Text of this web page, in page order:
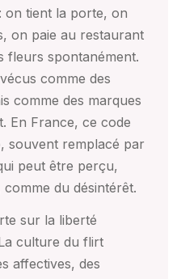
on tient la porte, on
on paie au restaurant
fleurs spontanément.
comme des
comme des marques
En France, ce code
souvent remplacé par
peut être perçu,
du désintérêt.
sur la liberté
culture du flirt
affectives, des